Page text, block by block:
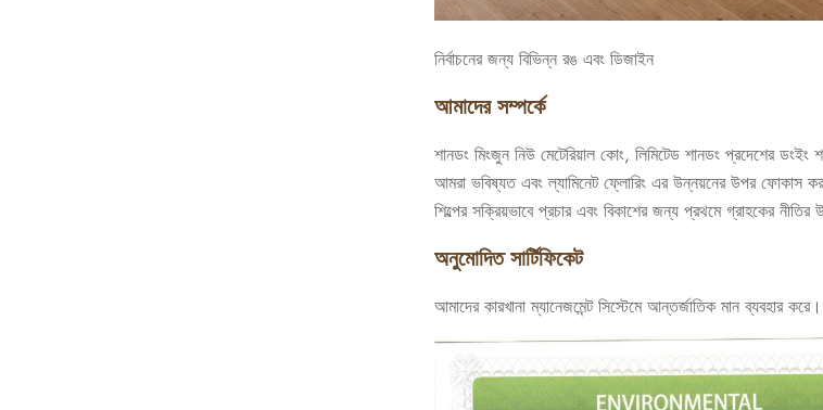
নির্বাচনের জন্য বিভিন্ন রঙ এবং ডিজাইন
আমাদের সম্পর্কে
শানডং মিংজুন নিউ মেটেরিয়াল কোং, লিমিটেড শানডং প্রদেশের ডংইং
আমরা ভবিষ্যত এবং ল্যামিনেট ফ্লোরিং এর উন্নয়নের উপর ফোকাস
শিল্পের সক্রিয়ভাবে প্রচার এবং বিকাশের জন্য প্রথমে গ্রাহকের
অনুমোদিত সার্টিফিকেট
আমাদের কারখানা ম্যানেজমেন্ট সিস্টেমে আন্তর্জাতিক মান